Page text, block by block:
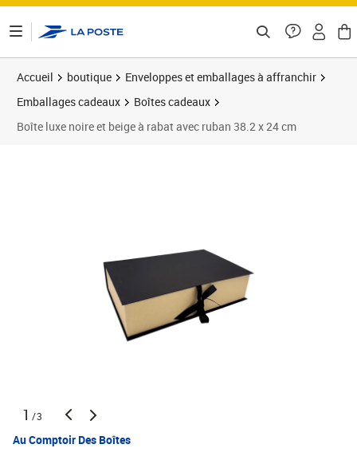
Accueil boutique
Enveloppes et emballages à affranchir
Emballages cadeaux
Boîtes cadeaux
Boîte luxe noire et beige à rabat avec ruban 38.2 x 24 cm
1 /3
Au Comptoir Des Boîtes